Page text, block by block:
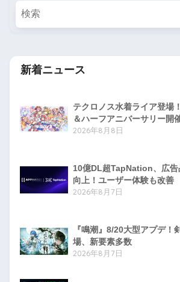
新着ニュース
テクロノス水着ライア登場
＆ハーフアニバーサリー開
2026年8月8日
10億DL超TapNation、広告
向上！ユーザー体験も改善
2026年8月7日
『鳴潮』8/20大型アプデ！
場、新要素多数
2026年8月7日